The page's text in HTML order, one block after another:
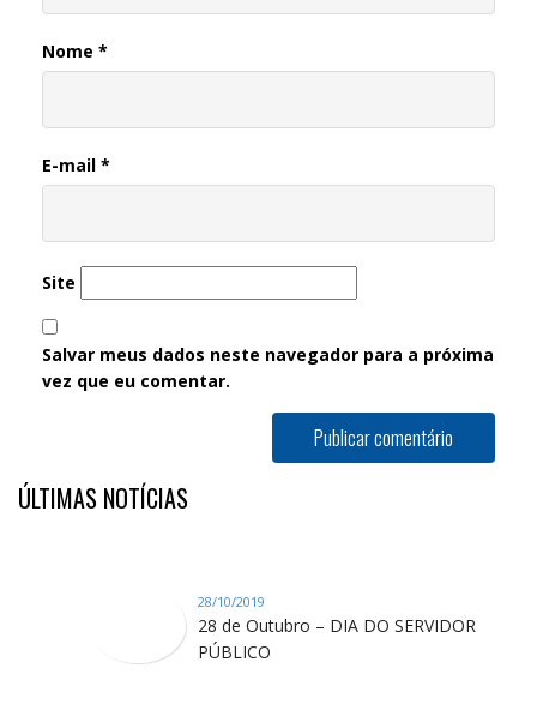
Nome *
E-mail *
Site
Salvar meus dados neste navegador para a próxima
vez que eu comentar.
ÚLTIMAS NOTÍCIAS
28/10/2019
28 de Outubro – DIA DO SERVIDOR
PÚBLICO